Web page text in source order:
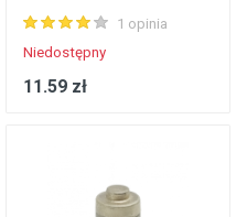
1 opinia
Niedostępny
11.59 zł